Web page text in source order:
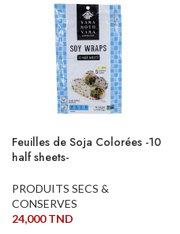
Feuilles de Soja Colorées -10
half sheets-
PRODUITS SECS &
CONSERVES
24,000TND